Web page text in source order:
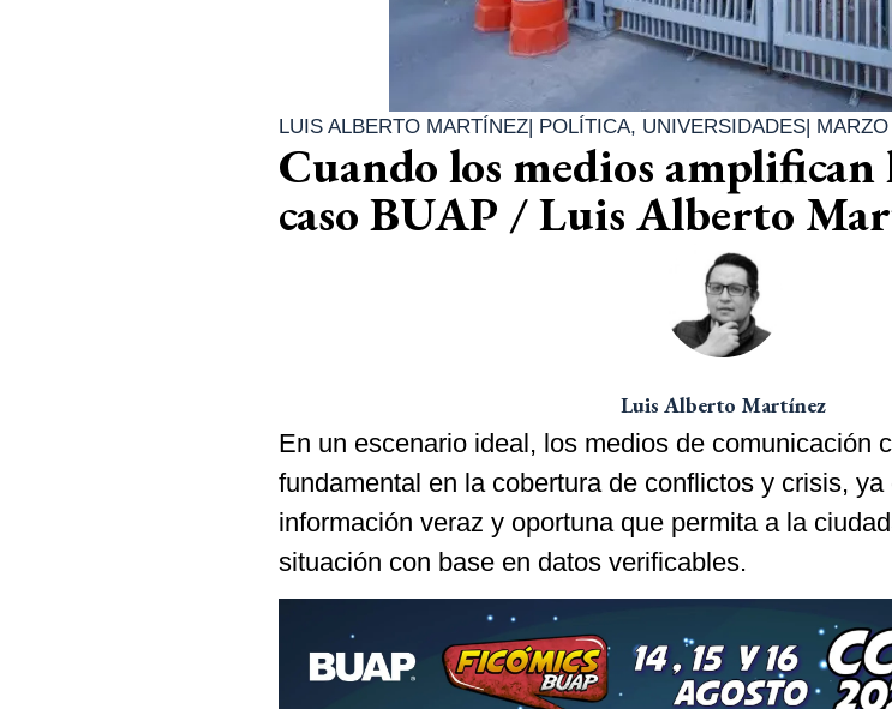
LUIS ALBERTO MARTÍNEZ| POLÍTICA, UNIVERSIDADES|
Cuando los medios amplifican
caso BUAP / Luis Alberto
Luis Alberto Martínez
En un escenario ideal, los medios de comunicación
fundamental en la cobertura de conflictos y crisis,
información veraz y oportuna que permita a la
situación con base en datos verificables.